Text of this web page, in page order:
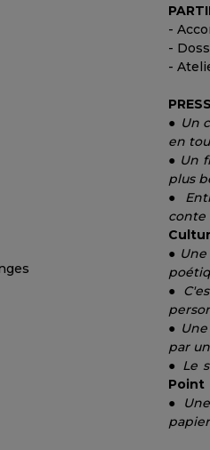
-
-
-
● Un
en
● Un
plus
●
●
●
●
par
● Le
Point
●